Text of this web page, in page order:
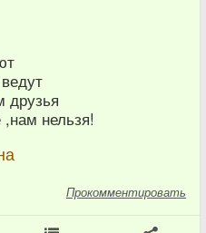
друзья
нельзя!
Прокомментировать